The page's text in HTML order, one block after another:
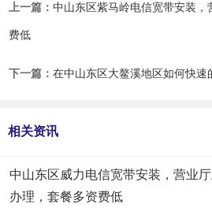
上一篇：中山东区紫马岭电信宽带安装，
费低
下一篇：在中山东区大鳌溪地区如何快速
相关资讯
中山东区威力电信宽带安装，营业
办理，套餐多资费低